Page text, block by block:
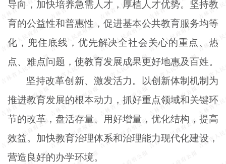
导向，加快培养急需人才，厚植人才优势。坚持教
育的公益性和普惠性，促进基本公共教育服务均等
化，兜住底线，优先解决全社会关心的重点、热
点、难点问题，使教育发展成果更好地惠及百姓。
坚持改革创新、激发活力。以创新体制机制为
推进教育发展的根本动力，抓好重点领域和关键环
节的改革，盘活存量、用好增量，优化结构，提高
效益。加快教育治理体系和治理能力现代化建设，
营造良好的办学环境。